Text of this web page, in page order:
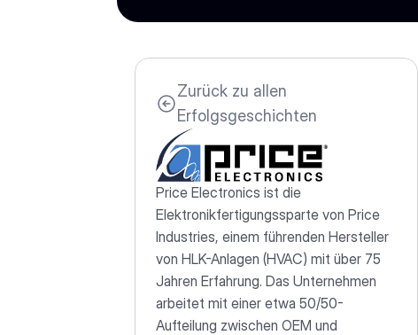
Zurück zu allen
Erfolgsgeschichten
Price Electronics ist die
Elektronikfertigungssparte von Price
Industries, einem führenden Hersteller
von HLK-Anlagen (HVAC) mit über 75
Jahren Erfahrung. Das Unternehmen
arbeitet mit einer etwa 50/50-
Aufteilung zwischen OEM und